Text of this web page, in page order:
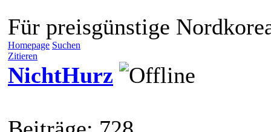
Für preisgünstige
Homepage Suchen
Zitieren
NichtHurz